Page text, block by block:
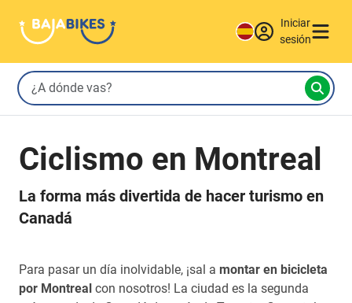
Iniciar
sesión
Ciclismo en Montreal
La forma más divertida de hacer turismo en
Canadá
Para pasar un día inolvidable, ¡sal a montar en bicicleta
por Montreal con nosotros! La ciudad es la segunda